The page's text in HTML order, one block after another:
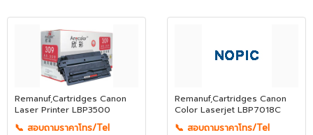
Remanuf,Cartridges Canon
Laser Printer LBP3500
📞 สอบถามราคาโทร/Tel
Remanuf,Cartridges Canon
Color Laserjet LBP7018C
📞 สอบถามราคาโทร/Tel